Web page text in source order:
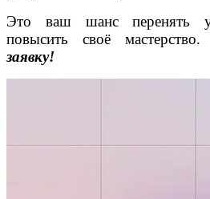
Это ваш шанс перенять
повысить своё мастерство.
заявку!